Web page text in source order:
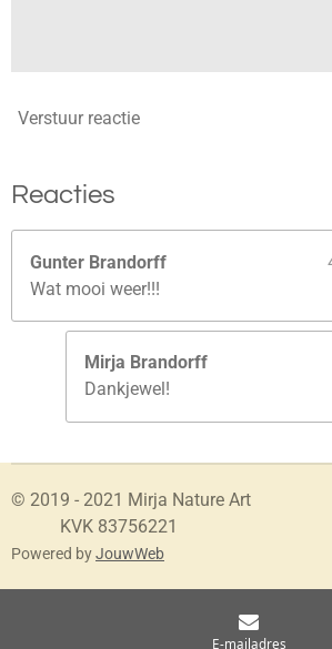
Verstuur reactie
Reacties
Gunter Brandorff
Wat mooi weer!!!
Mirja Brandorff
Dankjewel!
© 2019 - 2021 Mirja
KVK 83756221
Powered byJouwWeb
E-mailadres